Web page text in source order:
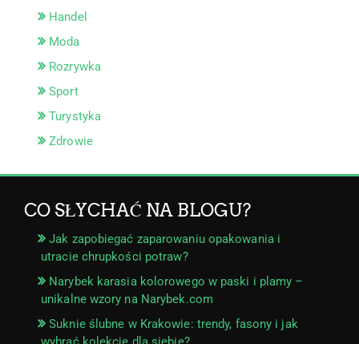
Handel
Moda
Rozrywka
Sport
Turystyka
Zdrowie
CO SŁYCHAĆ NA BLOGU?
Jak zapobiegać zaparowaniu opakowania i
utracie chrupkości potraw?
Narybek karasia kolorowego w paski i plamy –
unikalne wzory na Narybek.com
Suknie ślubne w Krakowie: trendy, fasony i jak